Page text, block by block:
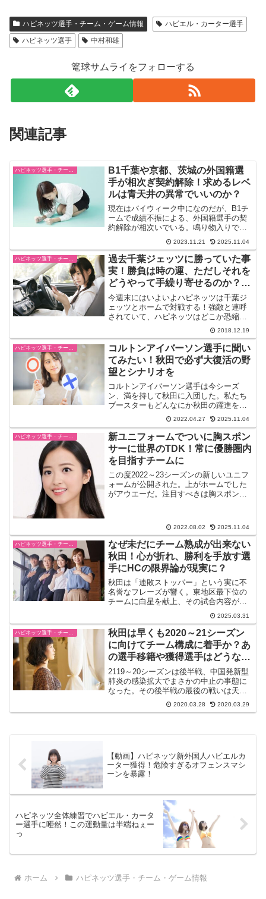
ハピネッツ選手・チーム・ゲーム情報
ハビエル・カーター選手
ハピネッツ選手
中村和雄
篭球サムライをフォローする
関連記事
ハピネッツ選手・チーム・ゲーム情報
B1千葉や京都、茨城の外国籍選
手が相次ぎ契約解除！求めるレベ
ルは青天井の異常でいいのか？
現在はバイウィーク中になのだが、B1チ
ームで成績不振による、外国籍選手の契
約解除が相次いでいる。鳴り物入りで活
躍が期待される外国籍選手の存在は大き
いし、チームにアジャストして、大車輪
の活躍で、、、。とは現実に行かないの
だ。京都ハンナリーズは...
2023.11.21 2025.11.04
ハピネッツ選手・チーム・ゲーム情報
過去千葉ジェッツに勝っていた事
実！勝負は時の運、ただしそれを
どうやって手繰り寄せるのか？が
問題！
今週末にはいよいよハピネッツは千葉ジ
ェッツとホームで対戦する！強敵と連呼
されていて、ハピネッツはどこか恐縮し
ているかの空気がある。その原因は前節
の北海道戦の戦い方、負け方に起因して
いるかのようだ。対する千葉もＡ東京と
戦って勝利しているからそ...
2018.12.19
コルトンアイバーソン選手に聞い
てみたい！秋田で必ず大復活の野
望とシナリオを
コルトンアイバーソン選手は今シーズ
ン、満を持して秋田に入団した。私たち
ブースターもどんなにか秋田の躍進を期
待した。大型外国人選手のパフォーマン
スといえば、圧倒的なゴール下の存在。
インサイドの支配。「ここぞという時」
は個人で打開できる高さ。宇...
2022.04.27 2025.11.04
新ユニフォームでついに胸スポン
サーに世界のTDK！常に優勝圏内
を目指すチームに
この度2022～23シーズンの新しいユニフ
ォームが公開された。上がホームでした
がアウエーだ。注目すべきは胸スポンサ
上ではお目にかかるTDKのゼッケン。電
子部品大手のＴ...
2022.08.02 2025.11.04
ハピネッツ選手・チーム・ゲーム情報
なぜ未だにチーム熟成が出来ない
秋田！心が折れ、勝利を手放す選
手にHCの限界論が現実に？
秋田は「連敗ストッパー」という実に不
名誉なフレーズが響く。東地区最下位の
チームに白星を献上、その試合内容が問
われている。本来なら、今の時期はチー
ムの熟成が進み、いよいよ強みが発揮で
きる時期が到来するはずである。しかし
秋田の場合、ここにきて勝...
2025.03.31
ハピネッツ選手・チーム・ゲーム情報
秋田は早くも2020～21シーズン
に向けてチーム構成に着手か？あ
の選手移籍や獲得選手はどうな
る？
2119～20シーズンは後半戦、中国発新型
肺炎の感染拡大でまさかの中止の事態に
なった。その後半戦の最後の戦いは天皇
杯優勝の渋谷との２連戦。１勝１敗の５
分の結果をもって終了はどう感じただろ
2020.03.28 2020.03.29
【動画】ハピネッツ新外国人ハビエルカ
ーター獲得！危険すぎるオフェンスマシ
ーンを暴露！
ハピネッツ全体練習でハビエル・カータ
ー選手に唖然！この運動量は半端ねぇー
っ
ホーム ハピネッツ選手・チーム・ゲーム情報